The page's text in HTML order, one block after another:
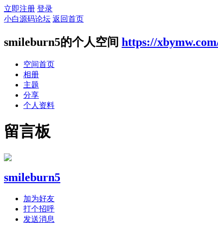
立即注册 登录
小白源码论坛 返回首页
smileburn5的个人空间 https://
空间首页
相册
主题
分享
个人资料
留言板
smileburn5
加为好友
打个招呼
发送消息